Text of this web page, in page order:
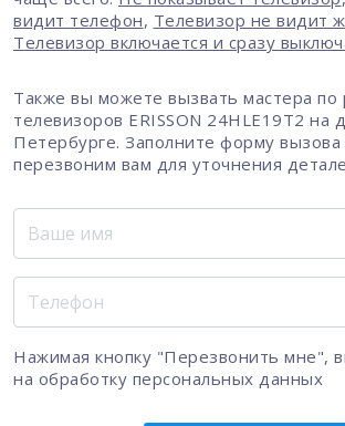
видит телефон, Телевизор не видит
Телевизор включается и сразу
Также вы можете вызвать мастера по
телевизоров ERISSON 24HLE19T2 на
Петербурге. Заполните форму
перезвоним вам для уточнения
Нажимая кнопку "Перезвонить мне",
на обработку персональных данных